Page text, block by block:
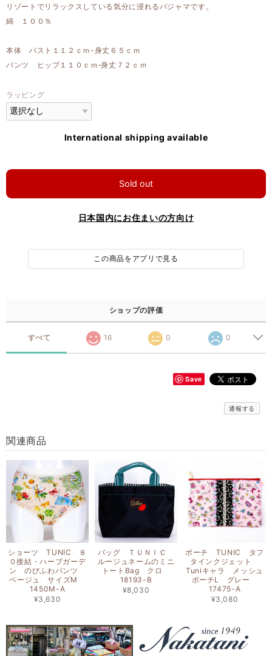
リゾートでリラックスしている気分に浸れるパジャマです。
綿 １００％
本体 バスト１１２ｃｍ-身丈６５ｃｍ
パンツ ヒップ１１０ｃｍ‐身丈７２ｃｍ
ラッピング
International shipping available
Sold out
日本国内にお住まいの方向け
この商品をアプリで見る
ショップの評価
すべて 16 0 0
Save
通報する
関連商品
ショーツ TUNIC ８
０接結・ハーブガーデ
ン のびふわパンツ
ベージュ サイズM
1450M-A
¥3,630
バッグ ＴＵＮＩＣ
ルージュネームのミニ
トートBag クロ
18193-B
¥8,030
ポーチ TUNIC タフ
タインクジェット
Tuniキャラ メッシュ
ポーチL グレー
17475-A
¥3,080